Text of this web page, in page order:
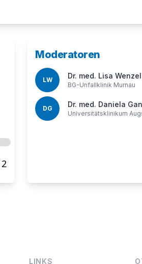
Moderatoren
LW Dr. med. Lisa Wenzel
BG-Unfallklinik Murnau
DG Dr. med. Daniela
Universitätsklinikum
LINKS